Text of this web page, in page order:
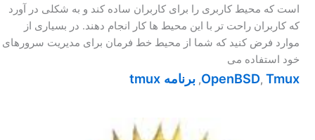
است که محیط کاربری را برای کاربران ساده کند و به شکلی در آورد
که کاربران راحت تر با این محیط ها کار انجام دهند. در بسیاری از
موارد فرض کنید که شما از محیط خط فرمان برای مدیریت سرورهای
خود استفاده می
OpenBSD,Tmux
, برنامه tmux